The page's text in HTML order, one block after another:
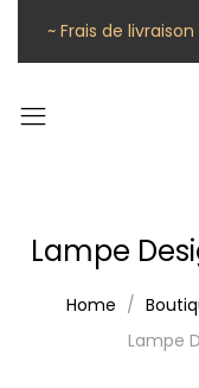
~ Frais de
Lampe
Home
Lampe